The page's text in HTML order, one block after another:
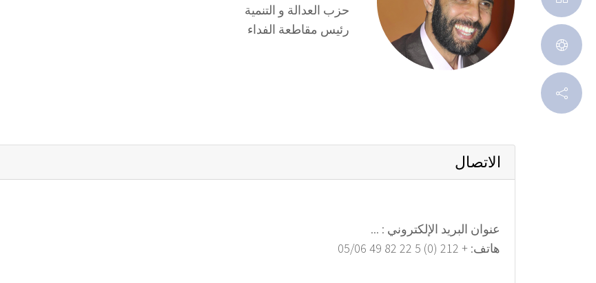
حزب العدالة و التنمية
رئيس مقاطعة الفداء
اﻻﺗﺼﺎل
عنوان البريد الإلكتروني : ...
هاتف: + 212 (0) 5 22 82 49 05/06